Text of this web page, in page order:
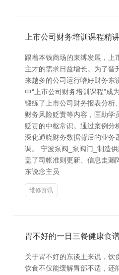
上市公司财务培训课程精
跟着本钱商场的束缚发展，上
主才的需求日益增长。为了晋
来越多的公司运行嗜好财务东
中“上市公司财务培训课程”成
锻练了上市公司财务报表分析
财务风险贬责等内容，匡助学
贬责的中枢常识。通过案例分
深化通晓财务数据背后的业务
调。 宁波泵阀_泵阀门_制造
盖了司帐准则更新、信息走漏
东说念主员
维修资讯
胃不好的一日三餐健康食
关于胃不好的东谈主来说，饮
饮食不仅能缓解胃部不适，还